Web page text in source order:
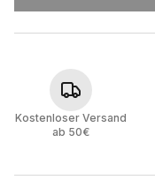
Kostenloser Versand
ab 50€